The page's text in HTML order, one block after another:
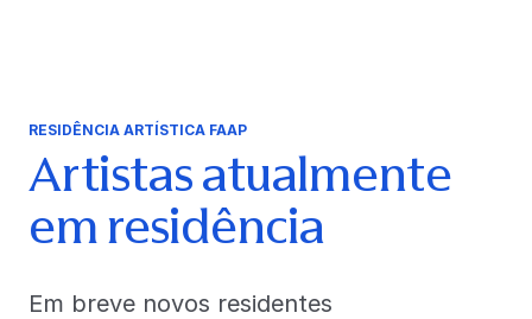
RESIDÊNCIA ARTÍSTICA FAAP
Artistas atualmente
em residência
Em breve novos residentes